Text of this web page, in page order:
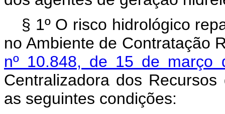
§ 1º O risco hidrológico
no Ambiente de Contratação
nº 10.848, de 15 de
Centralizadora dos
as seguintes condições: